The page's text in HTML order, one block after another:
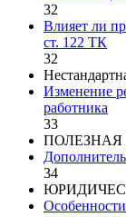
32
Влияет ли
ст. 122 ТК
32
Изменение
работника
33
ПОЛЕЗНАЯ
34